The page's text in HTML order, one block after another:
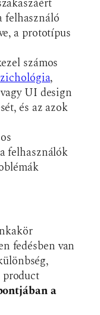
felhasználó
a prototípus
számos
,
UI design
és az azok
felhasználók
fedésben van
product
a